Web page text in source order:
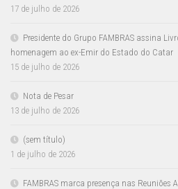
17 de julho de 2026
Presidente do Grupo FAMBRAS assina
homenagem ao ex-Emir do Estado do Catar
15 de julho de 2026
Nota de Pesar
13 de julho de 2026
(sem título)
1 de julho de 2026
FAMBRAS marca presença nas